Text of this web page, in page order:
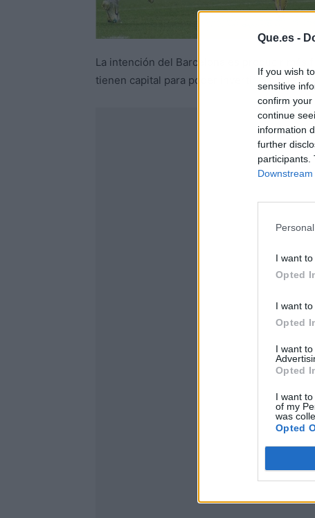
Que.es -
If you wish
sensitive
confirm your
continue
information
further
participants.
I want
Opted
I want
Opted
I want
Opted
I want
of my
was
Opted
La intención del Barcelona es producir más
tienen capital para poder invertir, así que se